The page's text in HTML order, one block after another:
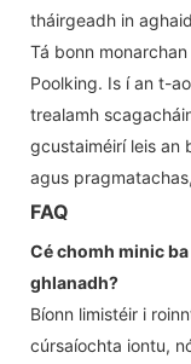
tháirgeadh in
Tá bonn
Poolking. Is í an t-
trealamh
gcustaiméirí leis an
agus
FAQ
Cé chomh minic
ghlanadh?
Bíonn limistéir i
cúrsaíochta iontu,